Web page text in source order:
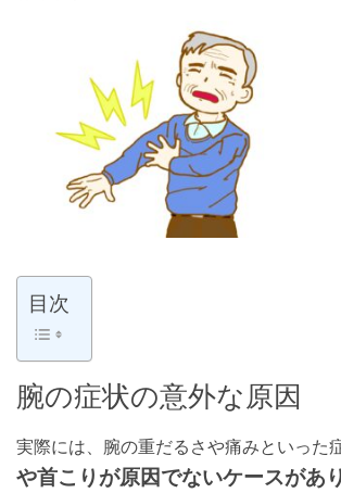
目次
腕の症状の意外な原因
実際には、腕の重だるさや痛みといった
や首こりが原因でないケースがあ